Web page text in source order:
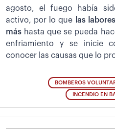
agosto, el fuego había
activo, por lo que las
más hasta que se pueda
enfriamiento y se inicie
conocer las causas que lo
BOMBEROS
INCENDIO EN